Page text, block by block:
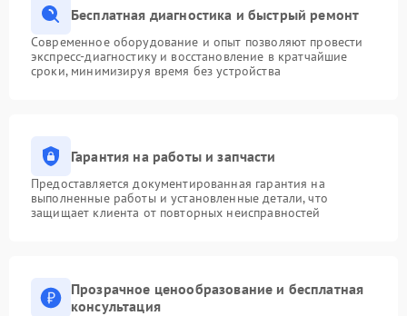
Бесплатная диагностика и быстрый ремонт
Современное оборудование и опыт позволяют провести
экспресс-диагностику и восстановление в кратчайшие
сроки, минимизируя время без устройства
Гарантия на работы и запчасти
Предоставляется документированная гарантия на
выполненные работы и установленные детали, что
защищает клиента от повторных неисправностей
Прозрачное ценообразование и бесплатная
консультация